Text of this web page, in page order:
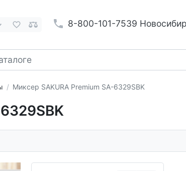
8-800-101-7539
Миксер SAKURA Premium SA-6329SBK